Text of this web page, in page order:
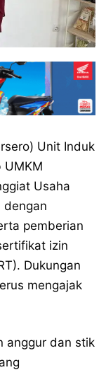
Unit Induk
UMKM
Usaha
dengan
pemberian
izin
Dukungan
mengajak
anggur dan stik